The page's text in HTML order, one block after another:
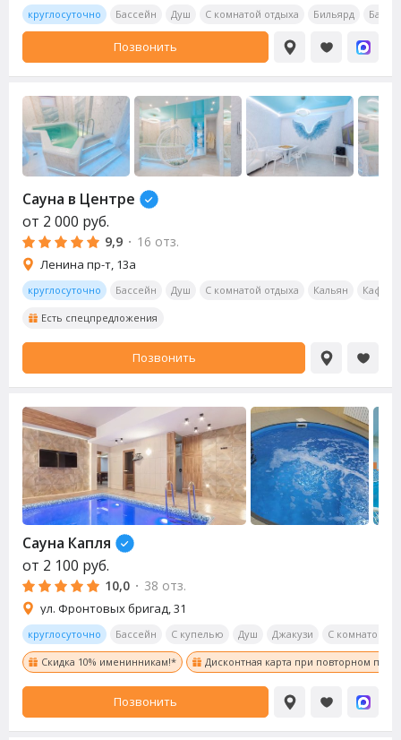
круглосуточно Бассейн Душ С комнатой отдыха Бильярд Бар
Позвонить
Сауна в Центре
от 2 000 руб.
9,9 · 16 отз.
Ленина пр-т, 13а
круглосуточно Бассейн Душ С комнатой отдыха Кальян Кафе/
Есть спецпредложения
Позвонить
Сауна Капля
от 2 100 руб.
10,0 · 38 отз.
ул. Фронтовых бригад, 31
круглосуточно Бассейн С купелью Душ Джакузи С комнатой
Скидка 10% именинникам!* Дисконтная карта при повторном
Позвонить